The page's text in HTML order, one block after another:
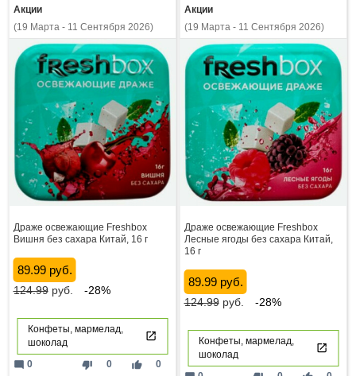
Акции
(19 Марта - 11 Сентября 2026)
Драже освежающие Freshbox
Вишня без сахара Китай, 16 г
89.99 руб.
124.99руб. -28%
Конфеты, мармелад,
шоколад
thumb_down 0 thumb_up 0
mode_comment 0
Акции
(19 Марта - 11 Сентября 2026)
Драже освежающие Freshbox
Лесные ягоды без сахара Китай,
16 г
89.99 руб.
124.99руб. -28%
Конфеты, мармелад,
шоколад